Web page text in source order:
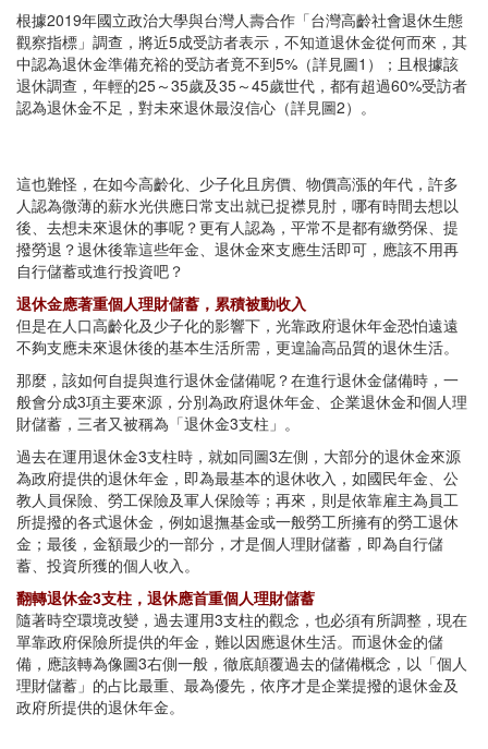
根據2019年國立政治大學與台灣人壽合作「台灣高齡社會退休生態
觀察指標」調查，將近5成受訪者表示，不知道退休金從何而來，其
中認為退休金準備充裕的受訪者竟不到5%（詳見圖1）；且根據該
退休調查，年輕的25～35歲及35～45歲世代，都有超過60%受訪者
認為退休金不足，對未來退休最沒信心（詳見圖2）。
這也難怪，在如今高齡化、少子化且房價、物價高漲的年代，許多
人認為微薄的薪水光供應日常支出就已捉襟見肘，哪有時間去想以
後、去想未來退休的事呢？更有人認為，平常不是都有繳勞保、提
撥勞退？退休後靠這些年金、退休金來支應生活即可，應該不用再
自行儲蓄或進行投資吧？
退休金應著重個人理財儲蓄，累積被動收入
但是在人口高齡化及少子化的影響下，光靠政府退休年金恐怕遠遠
不夠支應未來退休後的基本生活所需，更遑論高品質的退休生活。
那麼，該如何自提與進行退休金儲備呢？在進行退休金儲備時，一
般會分成3項主要來源，分別為政府退休年金、企業退休金和個人理
財儲蓄，三者又被稱為「退休金3支柱」。
過去在運用退休金3支柱時，就如同圖3左側，大部分的退休金來源
為政府提供的退休年金，即為最基本的退休收入，如國民年金、公
教人員保險、勞工保險及軍人保險等；再來，則是依靠雇主為員工
所提撥的各式退休金，例如退撫基金或一般勞工所擁有的勞工退休
金；最後，金額最少的一部分，才是個人理財儲蓄，即為自行儲
蓄、投資所獲的個人收入。
翻轉退休金3支柱，退休應首重個人理財儲蓄
隨著時空環境改變，過去運用3支柱的觀念，也必須有所調整，現在
單靠政府保險所提供的年金，難以因應退休生活。而退休金的儲
備，應該轉為像圖3右側一般，徹底顛覆過去的儲備概念，以「個人
理財儲蓄」的占比最重、最為優先，依序才是企業提撥的退休金及
政府所提供的退休年金。